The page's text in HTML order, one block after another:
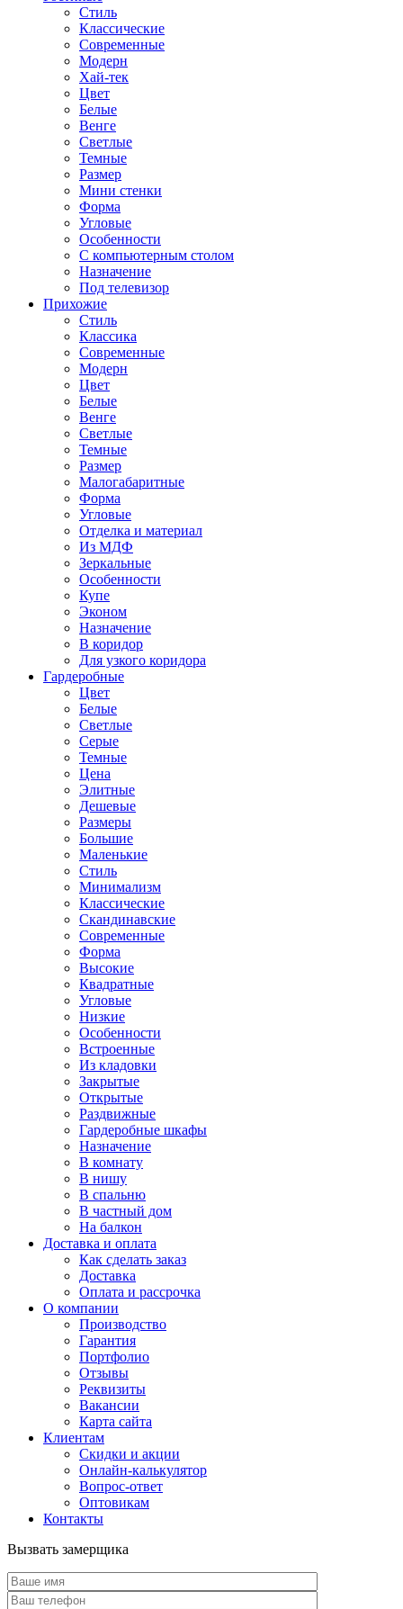
Стиль
Классические
Современные
Модерн
Хай-тек
Цвет
Белые
Венге
Светлые
Темные
Размер
Мини стенки
Форма
Угловые
Особенности
С компьютерным столом
Назначение
Под телевизор
Прихожие
Стиль
Классика
Современные
Модерн
Цвет
Белые
Венге
Светлые
Темные
Размер
Малогабаритные
Форма
Угловые
Отделка и материал
Из МДФ
Зеркальные
Особенности
Купе
Эконом
Назначение
В коридор
Для узкого коридора
Гардеробные
Цвет
Белые
Светлые
Серые
Темные
Цена
Элитные
Дешевые
Размеры
Большие
Маленькие
Стиль
Минимализм
Классические
Скандинавские
Современные
Форма
Высокие
Квадратные
Угловые
Низкие
Особенности
Встроенные
Из кладовки
Закрытые
Открытые
Раздвижные
Гардеробные шкафы
Назначение
В комнату
В нишу
В спальню
В частный дом
На балкон
Доставка и оплата
Как сделать заказ
Доставка
Оплата и рассрочка
О компании
Производство
Гарантия
Портфолио
Отзывы
Реквизиты
Вакансии
Карта сайта
Клиентам
Скидки и акции
Онлайн-калькулятор
Вопрос-ответ
Оптовикам
Контакты
Вызвать замерщика